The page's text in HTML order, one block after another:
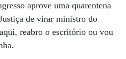
aprove uma quarentena
de virar ministro do
reabro o escritório ou vou